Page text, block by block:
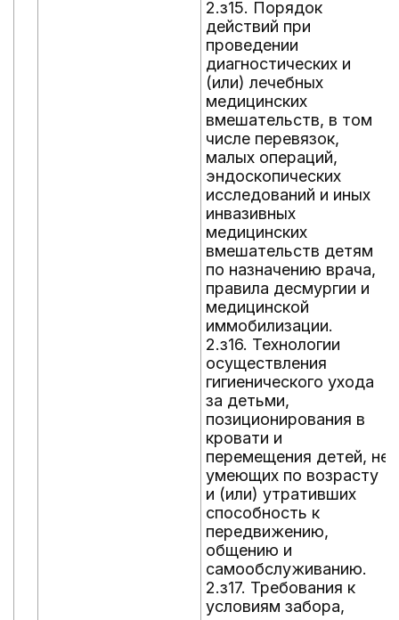
2.з15. Порядок
действий при
проведении
диагностических и
(или) лечебных
медицинских
вмешательств, в том
числе перевязок,
малых операций,
эндоскопических
исследований и иных
инвазивных
медицинских
вмешательств детям
по назначению врача,
правила десмургии и
медицинской
иммобилизации.
2.з16. Технологии
осуществления
гигиенического ухода
за детьми,
позиционирования в
кровати и
перемещения детей, не
умеющих по возрасту
и (или) утративших
способность к
передвижению,
общению и
самообслуживанию.
2.з17. Требования к
условиям забора,